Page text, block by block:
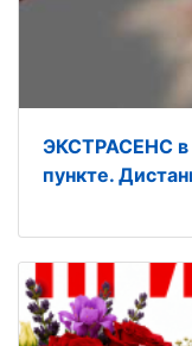
ЭКСТРАСЕНС в
пункте.